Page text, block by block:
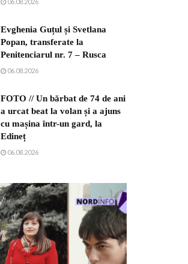
Evghenia Guțul și Svetlana
Popan, transferate la
Penitenciarul nr. 7 – Rusca
06.08.2026
FOTO // Un bărbat de 74 de ani
a urcat beat la volan și a ajuns
cu mașina într-un gard, la
Edineț
06.08.2026